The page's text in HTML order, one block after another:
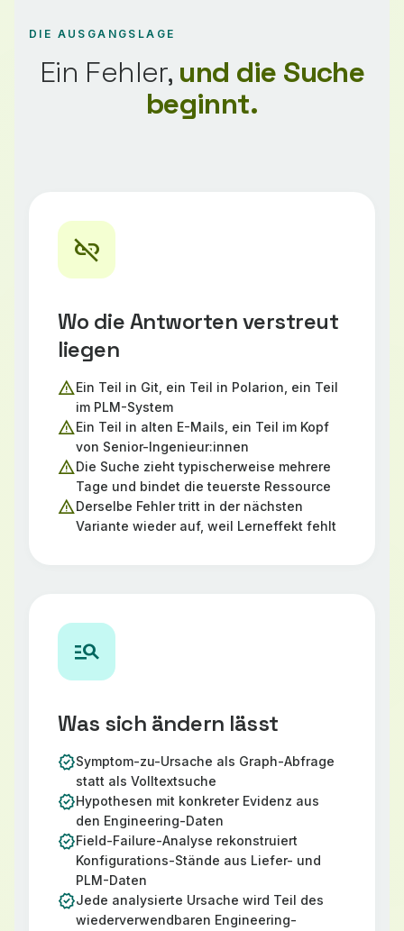
DIE AUSGANGSLAGE
Ein Fehler, und die Suche
beginnt.
link_off
Wo die Antworten verstreut
liegen
warningEin Teil in Git, ein Teil in Polarion, ein Teil
im PLM-System
warningEin Teil in alten E-Mails, ein Teil im Kopf
von Senior-Ingenieur:innen
warningDie Suche zieht typischerweise mehrere
Tage und bindet die teuerste Ressource
warningDerselbe Fehler tritt in der nächsten
Variante wieder auf, weil Lerneffekt fehlt
manage_search
Was sich ändern lässt
verifiedSymptom-zu-Ursache als Graph-Abfrage
statt als Volltextsuche
verifiedHypothesen mit konkreter Evidenz aus
den Engineering-Daten
verifiedField-Failure-Analyse rekonstruiert
Konfigurations-Stände aus Liefer- und
PLM-Daten
verifiedJede analysierte Ursache wird Teil des
wiederverwendbaren Engineering-